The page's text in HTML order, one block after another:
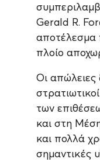
Gerald R.
αποτέλεσμα
πλοίο
Οι απώλειες
των
και στη
και πολλά
σημαντικές